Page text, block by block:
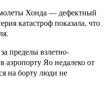
Хонда — дефектный
катастроф показала, что
пределы взлетно-
аэропорту Яо недалеко от
на борту люди не